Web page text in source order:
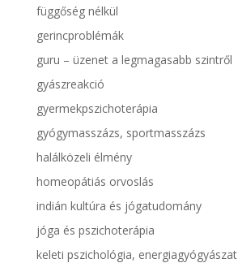
függőség nélkül
gerincproblémák
guru – üzenet a legmagasabb szintről
gyászreakció
gyermekpszichoterápia
gyógymasszázs, sportmasszázs
halálközeli élmény
homeopátiás orvoslás
indián kultúra és jógatudomány
jóga és pszichoterápia
keleti pszichológia, energiagyógyászat